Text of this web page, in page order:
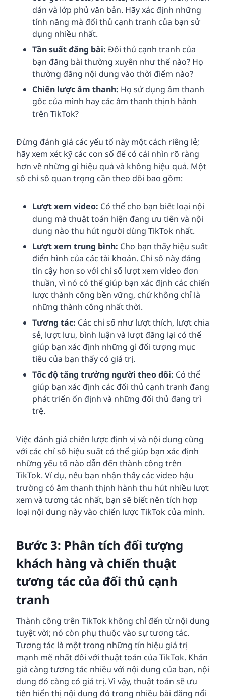
dán và lớp phủ văn bản. Hãy xác định những
tính năng mà đối thủ cạnh tranh của bạn sử
dụng nhiều nhất.
Tần suất đăng bài: Đối thủ cạnh tranh của
bạn đăng bài thường xuyên như thế nào? Họ
thường đăng nội dung vào thời điểm nào?
Chiến lược âm thanh: Họ sử dụng âm thanh
gốc của mình hay các âm thanh thịnh hành
trên TikTok?
Đừng đánh giá các yếu tố này một cách riêng lẻ;
hãy xem xét kỹ các con số để có cái nhìn rõ ràng
hơn về những gì hiệu quả và không hiệu quả. Một
số chỉ số quan trọng cần theo dõi bao gồm:
Lượt xem video: Có thể cho bạn biết loại nội
dung mà thuật toán hiện đang ưu tiên và nội
dung nào thu hút người dùng TikTok nhất.
Lượt xem trung bình: Cho bạn thấy hiệu suất
điển hình của các tài khoản. Chỉ số này đáng
tin cậy hơn so với chỉ số lượt xem video đơn
thuần, vì nó có thể giúp bạn xác định các chiến
lược thành công bền vững, chứ không chỉ là
những thành công nhất thời.
Tương tác: Các chỉ số như lượt thích, lượt chia
sẻ, lượt lưu, bình luận và lượt đăng lại có thể
giúp bạn xác định những gì đối tượng mục
tiêu của bạn thấy có giá trị.
Tốc độ tăng trưởng người theo dõi: Có thể
giúp bạn xác định các đối thủ cạnh tranh đang
phát triển ổn định và những đối thủ đang trì
trệ.
Việc đánh giá chiến lược định vị và nội dung cùng
với các chỉ số hiệu suất có thể giúp bạn xác định
những yếu tố nào dẫn đến thành công trên
TikTok. Ví dụ, nếu bạn nhận thấy các video hậu
trường có âm thanh thịnh hành thu hút nhiều lượt
xem và tương tác nhất, bạn sẽ biết nên tích hợp
loại nội dung này vào chiến lược TikTok của mình.
Bước 3: Phân tích đối tượng
khách hàng và chiến thuật
tương tác của đối thủ cạnh
tranh
Thành công trên TikTok không chỉ đến từ nội dung
tuyệt vời; nó còn phụ thuộc vào sự tương tác.
Tương tác là một trong những tín hiệu giá trị
mạnh mẽ nhất đối với thuật toán của TikTok. Khán
giả càng tương tác nhiều với nội dung của bạn, nội
dung đó càng có giá trị. Vì vậy, thuật toán sẽ ưu
tiên hiển thị nội dung đó trong nhiều bài đăng nổi